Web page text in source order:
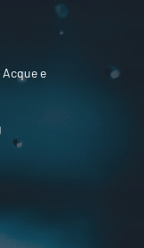
e